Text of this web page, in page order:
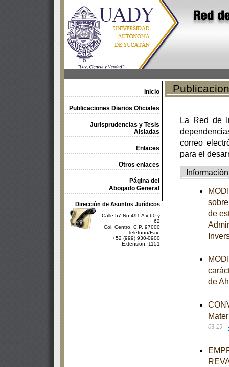
Inicio
Publicaciones Diarios Oficiales
Jurisprudencias y Tesis
Aisladas
Enlaces
Otros enlaces
Página del
Abogado General
Dirección de Asuntos Jurídicos
Calle 57 No 491 A x 60 y
62
Col. Centro, C.P. 97000
Teléfono/Fax:
+52 (999) 930-0900
Extensión: 1151
La Red de
correo
para el
Información
de
de
03-19